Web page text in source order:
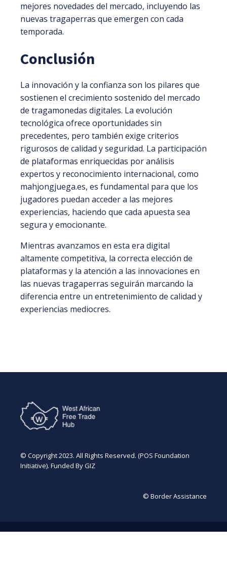
mejores novedades del mercado, incluyendo las
nuevas tragaperras que emergen con cada
temporada.
Conclusión
La innovación y la confianza son los pilares que
sostienen el crecimiento sostenido del mercado
de tragamonedas digitales. La evolución
tecnológica ofrece oportunidades sin
precedentes, pero también exige criterios
rigurosos de calidad y seguridad. La participación
de plataformas enriquecidas por análisis
expertos y reconocimiento internacional, como
mahjongjuega.es, es fundamental para que los
jugadores puedan acceder a las mejores
experiencias, haciendo que cada apuesta sea
segura y emocionante.
Mientras avanzamos en esta era digital
altamente competitiva, la correcta elección de
plataformas y la atención a las innovaciones en
las nuevas tragaperras seguirán marcando la
diferencia entre un entretenimiento de calidad y
experiencias mediocres.
© Copyright 2023. All Rights Reserved. (POS Foundation
Initiative). Funded By GIZ
© Border Assistance